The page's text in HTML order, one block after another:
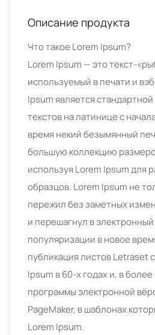
Описание продукта
Что такое Lorem Ipsum?
Lorem Ipsum — это текст-
используемый в печати и
Ipsum является
текстов на латинице с
время некий безымянный
большую коллекцию
используя Lorem Ipsum для
образцов. Lorem Ipsum не
пережил без заметных
и перешагнул в
популяризации в новое
публикация листов Letraset
Ipsum в 60-х годах и, в
программы электронной
PageMaker, в шаблонах
Lorem Ipsum.